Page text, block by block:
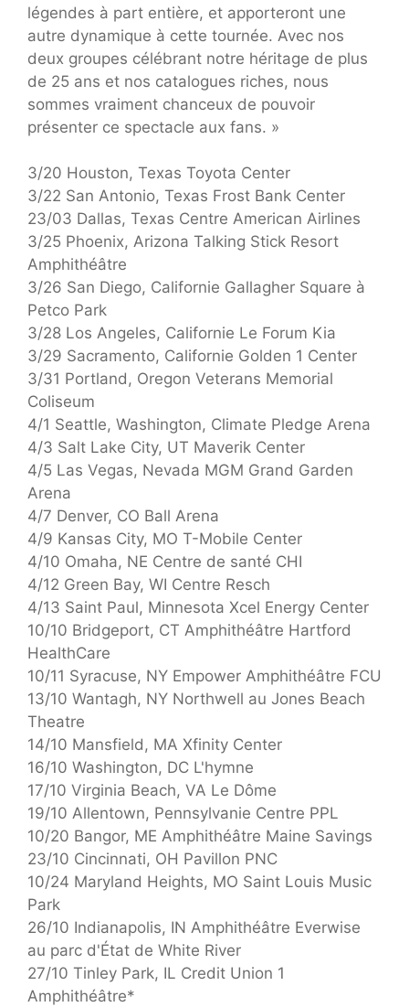
légendes à part entière, et apporteront une
autre dynamique à cette tournée. Avec nos
deux groupes célébrant notre héritage de plus
de 25 ans et nos catalogues riches, nous
sommes vraiment chanceux de pouvoir
présenter ce spectacle aux fans. »
3/20 Houston, Texas Toyota Center
3/22 San Antonio, Texas Frost Bank Center
23/03 Dallas, Texas Centre American Airlines
3/25 Phoenix, Arizona Talking Stick Resort
Amphithéâtre
3/26 San Diego, Californie Gallagher Square à
Petco Park
3/28 Los Angeles, Californie Le Forum Kia
3/29 Sacramento, Californie Golden 1 Center
3/31 Portland, Oregon Veterans Memorial
Coliseum
4/1 Seattle, Washington, Climate Pledge Arena
4/3 Salt Lake City, UT Maverik Center
4/5 Las Vegas, Nevada MGM Grand Garden
Arena
4/7 Denver, CO Ball Arena
4/9 Kansas City, MO T-Mobile Center
4/10 Omaha, NE Centre de santé CHI
4/12 Green Bay, WI Centre Resch
4/13 Saint Paul, Minnesota Xcel Energy Center
10/10 Bridgeport, CT Amphithéâtre Hartford
HealthCare
10/11 Syracuse, NY Empower Amphithéâtre FCU
13/10 Wantagh, NY Northwell au Jones Beach
Theatre
14/10 Mansfield, MA Xfinity Center
16/10 Washington, DC L'hymne
17/10 Virginia Beach, VA Le Dôme
19/10 Allentown, Pennsylvanie Centre PPL
10/20 Bangor, ME Amphithéâtre Maine Savings
23/10 Cincinnati, OH Pavillon PNC
10/24 Maryland Heights, MO Saint Louis Music
Park
26/10 Indianapolis, IN Amphithéâtre Everwise
au parc d'État de White River
27/10 Tinley Park, IL Credit Union 1
Amphithéâtre*